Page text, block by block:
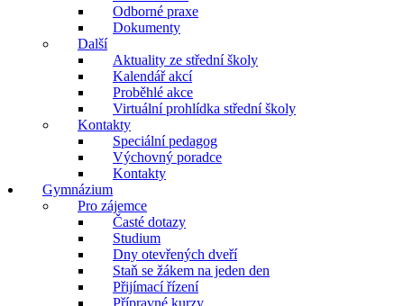
Odborné praxe
Dokumenty
Další
Aktuality ze střední školy
Kalendář akcí
Proběhlé akce
Virtuální prohlídka střední školy
Kontakty
Speciální pedagog
Výchovný poradce
Kontakty
Gymnázium
Pro zájemce
Časté dotazy
Studium
Dny otevřených dveří
Staň se žákem na jeden den
Přijímací řízení